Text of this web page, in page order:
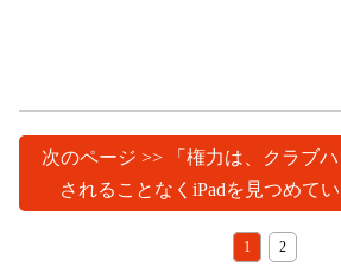
次のページ >> 「権力は、クラブ
されることなくiPadを見つめてい
1 2